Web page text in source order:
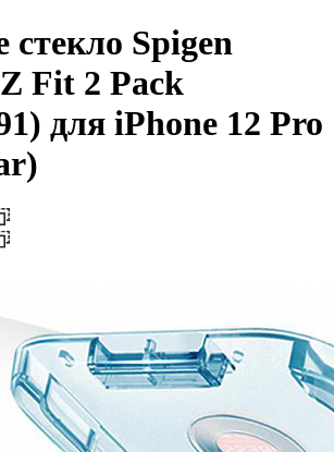
стекло Spigen
Fit 2 Pack
для iPhone 12 Pro